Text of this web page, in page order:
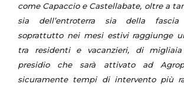
come Capaccio e Castellabate, oltre a
sia dell’entroterra sia della
soprattutto nei mesi estivi raggiunge
tra residenti e vacanzieri, di
presidio che sarà attivato ad
sicuramente tempi di intervento più